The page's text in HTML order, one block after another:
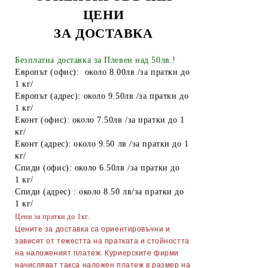
ТАБАКЕРИ
Запалки
Парти Артикули торти тържества
Фиби, шноли, ластици
НЕСЕСЕРИ
ЦЕНИ
ЗА ДОСТАВКА
Безплатна доставка за Плевен над 50лв.!
Европът (офис): около 8.00лв /за пратки до
1 кг/
Европът (адрес): около 9.50лв /за пратки до
1 кг/
Еконт (офис): около 7.50лв /за пратки до 1
кг/
Еконт (адрес): около 9.50 лв /за пратки до 1
кг/
Спиди (офис): около 6.50лв /за пратки до
1 кг/
Спиди (адрес) : около 8.50 лв/за пратки до
1 кг/
Цени за пратки до 1кг.
Цените за доставка са ориентировъчни и
зависят от тежестта на пратката и стойността
на наложеният платеж. Куриерските фирми
начисляват такса наложен платеж в размер на